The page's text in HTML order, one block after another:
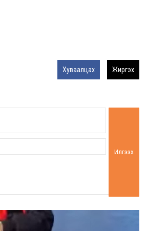
Хуваалцах Жиргэх
Илгээх